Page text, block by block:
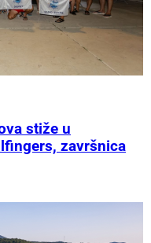
stiže u
završnica